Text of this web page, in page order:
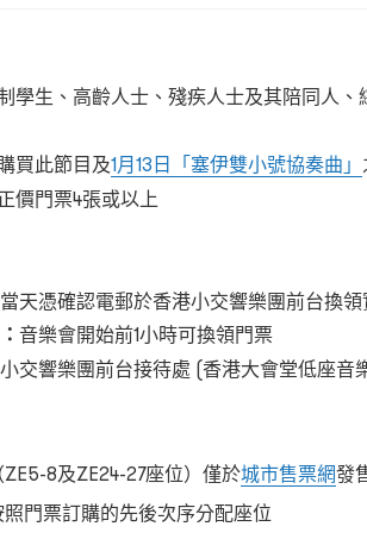
學生、高齡人士、殘疾人士及其陪同人、
買此節目及1月13日「塞伊雙小號協奏曲」
價門票4張或以上
天憑確認電郵於香港小交響樂團前台換領
： 音樂會開始前1小時可換領門票
交響樂團前台接待處 (香港大會堂低座音
8及ZE24-27座位）僅於城市售票網發
門票訂購的先後次序分配座位